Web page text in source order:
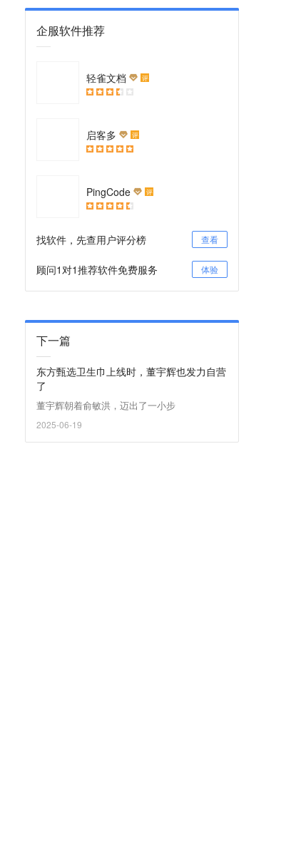
企服软件推荐
轻雀文档 评
启客多 评
PingCode 评
找软件，先查用户评分榜 查看
顾问1对1推荐软件免费服务 体验
下一篇
东方甄选卫生巾上线时，董宇辉也发力自营
了
董宇辉朝着俞敏洪，迈出了一小步
2025-06-19